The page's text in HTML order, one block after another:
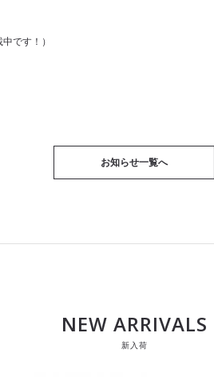
です！）
お知らせ一覧へ
NEW ARRIVALS
新入荷